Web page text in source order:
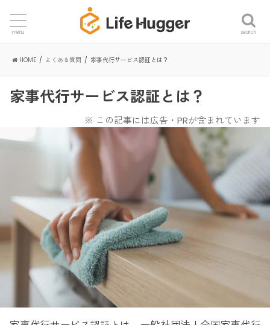
search
menu
HOME よくある質問 家事代行サービス認証とは？
家事代行サービス認証とは？
※ この記事には広告・PRが含まれています